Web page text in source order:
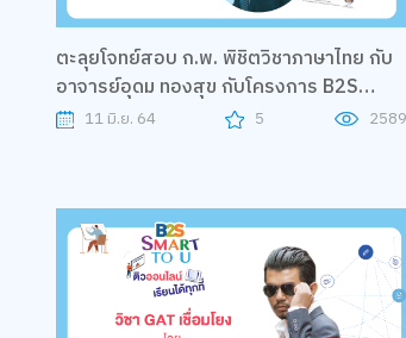
ตะลุยโจทย์สอบ ก.พ. พิชิตวิชาภาษาไทย กับ
อาจารย์อุดม ทองสุข กับโครงการ B2S
Smart to U
11 มิ.ย. 64 5 2589